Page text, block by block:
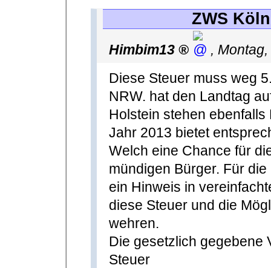
ZWS
Himbim13 ,
Diese Steuer muss weg
NRW. hat den Landtag
Holstein stehen
Jahr 2013 bietet
Welch eine Chance für
mündigen Bürger. Für
ein Hinweis in
diese Steuer und die
wehren.
Die gesetzlich gegebene
Steuer